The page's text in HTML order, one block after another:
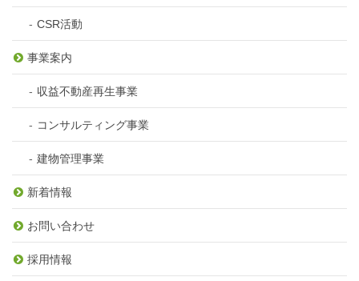
CSR活動
事業案内
収益不動産再生事業
コンサルティング事業
建物管理事業
新着情報
お問い合わせ
採用情報